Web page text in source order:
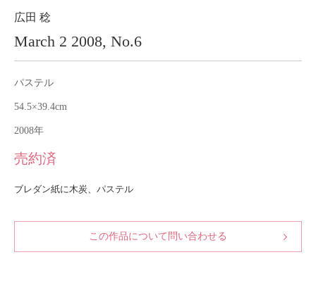
Contact
Purchase assessment
広田 稔
March 2 2008, No.6
パステル
54.5×39.4cm
2008年
売約済
ブレダン紙に木炭、パステル
この作品について問い合わせる